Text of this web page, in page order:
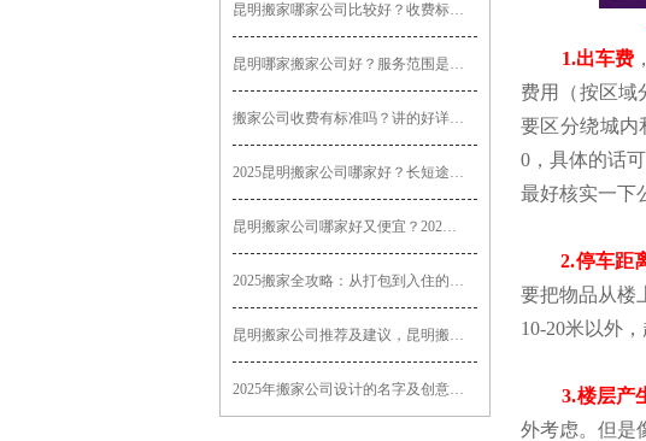
昆明搬家哪家公司比较好？收费标…
昆明哪家搬家公司好？服务范围是…
搬家公司收费有标准吗？讲的好详…
2025昆明搬家公司哪家好？长短途…
昆明搬家公司哪家好又便宜？202…
2025搬家全攻略：从打包到入住的…
昆明搬家公司推荐及建议，昆明搬…
2025年搬家公司设计的名字及创意…
1.出车费
费用（按区域
要区分绕城内
0，具体的话
最好核实一下
2.停车距
要把物品从楼
10-20米以外
3.楼层产
外考虑。但是